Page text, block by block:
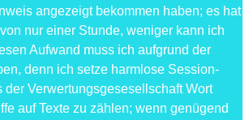
angezeigt bekommen haben; es hat
nur einer Stunde, weniger kann ich
Aufwand muss ich aufgrund der
denn ich setze harmlose Session-
der Verwertungsgesesellschaft Wort
auf Texte zu zählen; wenn genügend